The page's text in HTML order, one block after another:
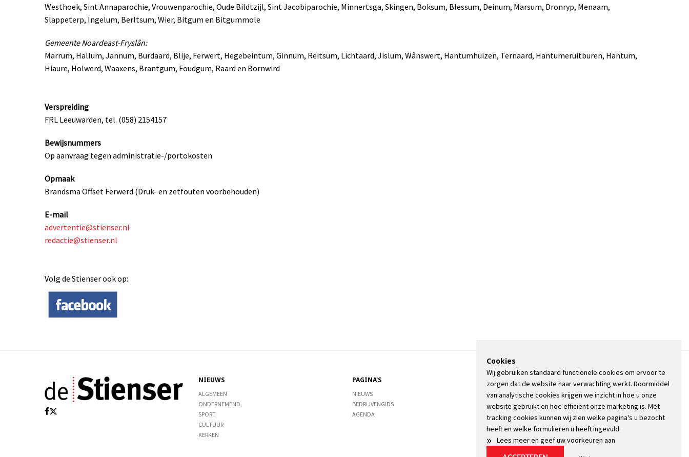
Westhoek, Sint Annaparochie, Vrouwenparochie, Oude Bildtzijl, Sint Jacobiparochie, Minnertsga, Skingen, Boksum, Blessum, Deinum, Marsum, Dronryp, Menaam,
Slappeterp, Ingelum, Berltsum, Wier, Bitgum en Bitgummole
Gemeente Noardeast-Fryslân:
Marrum, Hallum, Jannum, Burdaard, Blije, Ferwert, Hegebeintum, Ginnum, Reitsum, Lichtaard, Jislum, Wânswert, Hantumhuizen, Ternaard, Hantumeruitburen, Hantum,
Hiaure, Holwerd, Waaxens, Brantgum, Foudgum, Raard en Bornwird
Verspreiding
FRL Leeuwarden, tel. (058) 2154157
Bewijsnummers
Op aanvraag tegen administratie-/portokosten
Opmaak
Brandsma Offset Ferwerd (Druk- en zetfouten voorbehouden)
E-mail
advertentie@stienser.nl
redactie@stienser.nl
Volg de Stienser ook op:
NIEUWS
ALGEMEEN
ONDERNEMEND
SPORT
CULTUUR
KERKEN
PAGINA'S
NIEUWS
BEDRIJVENGIDS
AGENDA
OVER DE STIENSER
CONTACT
ADVERTEREN
INFORMATIE
Cookies
Wij gebruiken standaard functionele cookies om ervoor te
zorgen dat de website naar verwachting werkt. Doormiddel
van analytische cookies krijgen we inzicht in hoe u onze
website gebruikt en hoe efficiënt onze marketing is. Met
tracking cookies kunnen wij zien welke pagina's u bezocht
heeft en welke formulieren u heeft ingevuld.
» Lees meer en geef uw voorkeuren aan